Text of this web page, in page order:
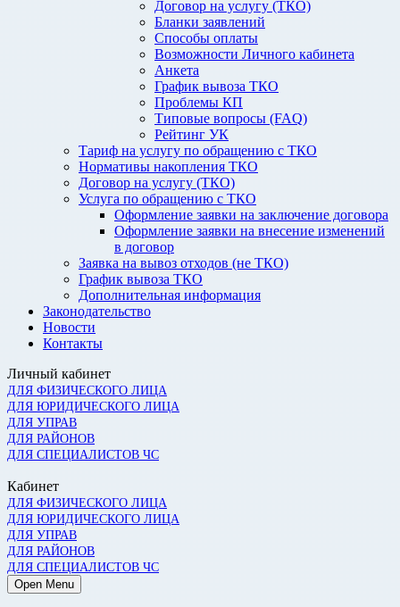
Договор на услугу (ТКО)
Бланки заявлений
Способы оплаты
Возможности Личного кабинета
Анкета
График вывоза ТКО
Проблемы КП
Типовые вопросы (FAQ)
Рейтинг УК
Тариф на услугу по обращению с ТКО
Нормативы накопления ТКО
Договор на услугу (ТКО)
Услуга по обращению с ТКО
Оформление заявки на заключение договора
Оформление заявки на внесение изменений
в договор
Заявка на вывоз отходов (не ТКО)
График вывоза ТКО
Дополнительная информация
Законодательство
Новости
Контакты
Личный кабинет
ДЛЯ ФИЗИЧЕСКОГО ЛИЦА
ДЛЯ ЮРИДИЧЕСКОГО ЛИЦА
ДЛЯ УПРАВ
ДЛЯ РАЙОНОВ
ДЛЯ СПЕЦИАЛИСТОВ ЧС
Кабинет
ДЛЯ ФИЗИЧЕСКОГО ЛИЦА
ДЛЯ ЮРИДИЧЕСКОГО ЛИЦА
ДЛЯ УПРАВ
ДЛЯ РАЙОНОВ
ДЛЯ СПЕЦИАЛИСТОВ ЧС
Open Menu